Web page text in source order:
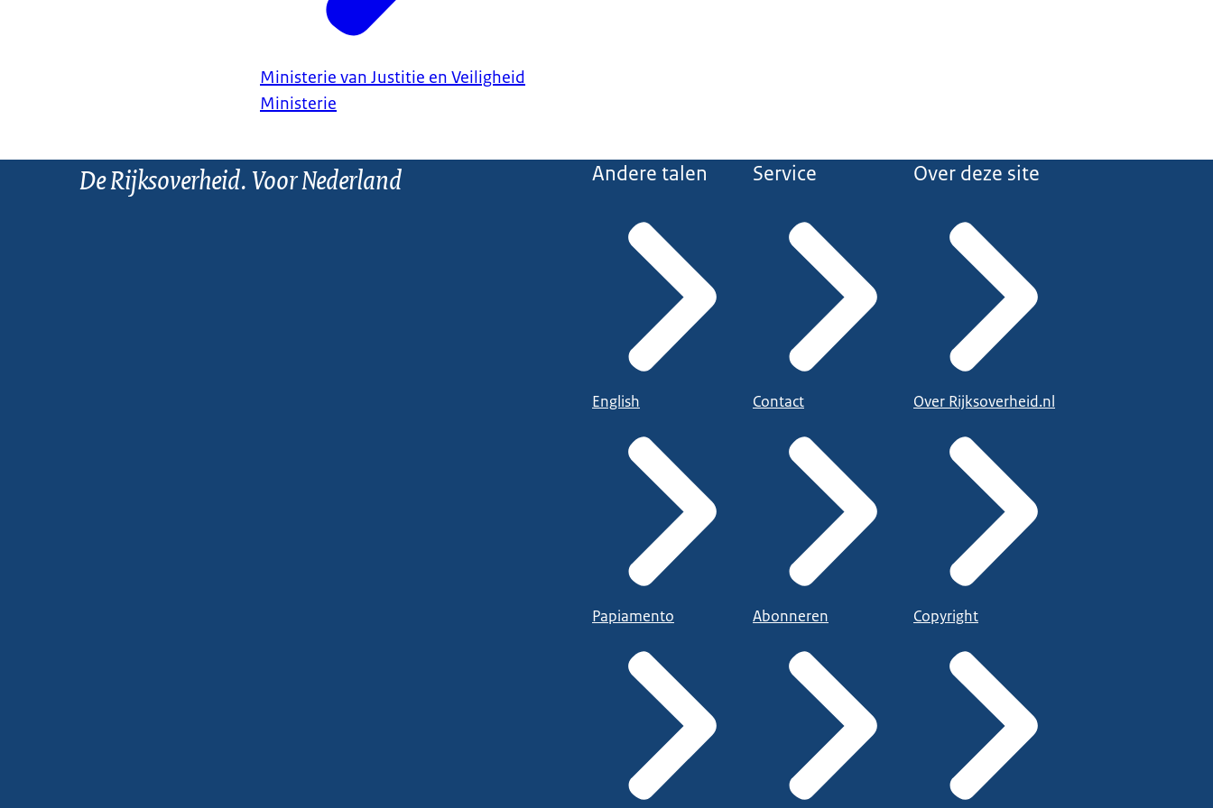
Ministerie van Justitie en Veiligheid
Ministerie
De Rijksoverheid. Voor Nederland Andere talen
English
Papiamento
Service
Contact
Abonneren
Over deze site
Over Rijksoverheid.nl
Copyright